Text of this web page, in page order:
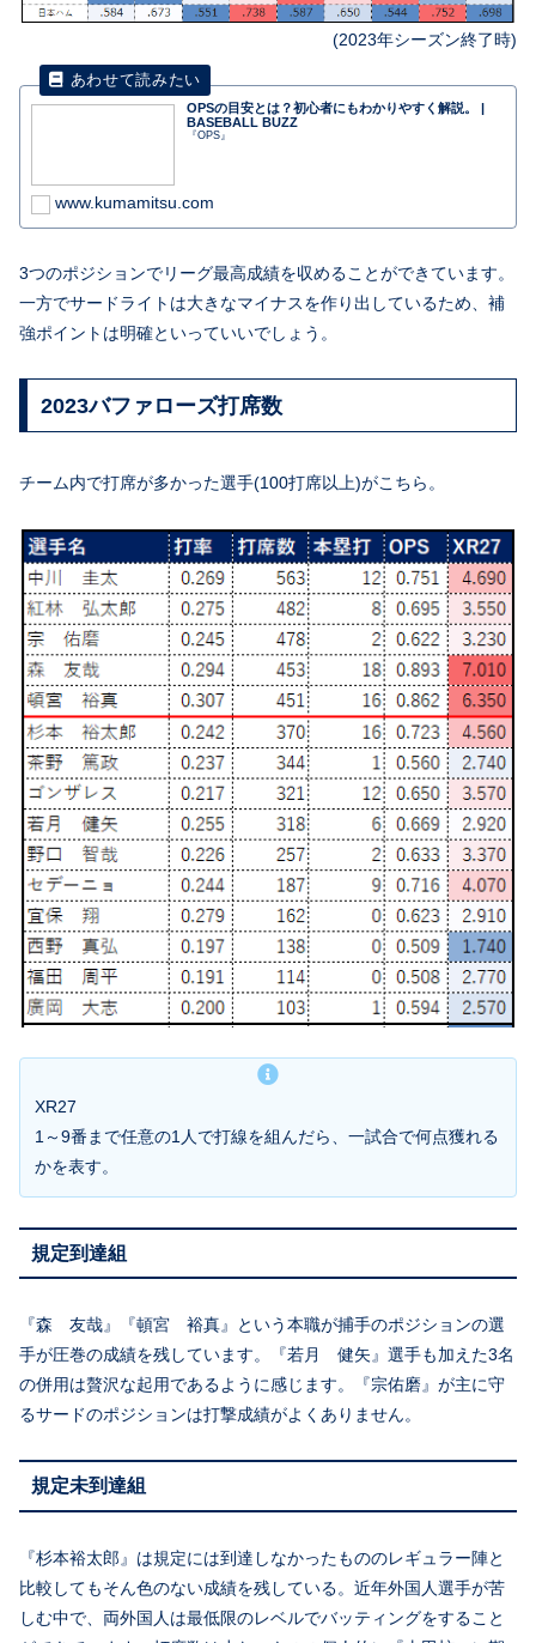
(2023年シーズン終了時)
OPSの目安とは？初心者にもわかりやすく解説。 |
BASEBALL BUZZ
『OPS』
www.kumamitsu.com
3つのポジションでリーグ最高成績を収めることができています。
一方でサードライトは大きなマイナスを作り出しているため、補
強ポイントは明確といっていいでしょう。
2023バファローズ打席数
チーム内で打席が多かった選手(100打席以上)がこちら。
XR27
1～9番まで任意の1人で打線を組んだら、一試合で何点獲れる
かを表す。
規定到達組
『森 友哉』『頓宮 裕真』という本職が捕手のポジションの選
手が圧巻の成績を残しています。『若月 健矢』選手も加えた3名
の併用は贅沢な起用であるように感じます。『宗佑磨』が主に守
るサードのポジションは打撃成績がよくありません。
規定未到達組
『杉本裕太郎』は規定には到達しなかったもののレギュラー陣と
比較してもそん色のない成績を残している。近年外国人選手が苦
しむ中で、両外国人は最低限のレベルでバッティングをすること